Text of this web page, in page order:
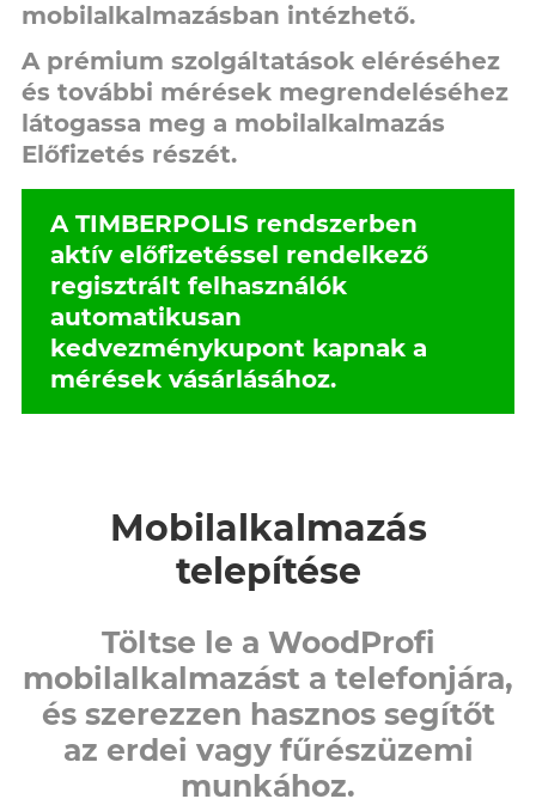
mobilalkalmazásban intézhető.
A prémium szolgáltatások eléréséhez
és további mérések megrendeléséhez
látogassa meg a mobilalkalmazás
Előfizetés részét.
A TIMBERPOLIS rendszerben
aktív előfizetéssel rendelkező
regisztrált felhasználók
automatikusan
kedvezménykupont kapnak a
mérések vásárlásához.
Mobilalkalmazás
telepítése
Töltse le a WoodProfi
mobilalkalmazást a telefonjára,
és szerezzen hasznos segítőt
az erdei vagy fűrészüzemi
munkához.